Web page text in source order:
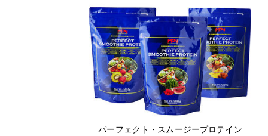
パーフェクト・スムージープロテイン